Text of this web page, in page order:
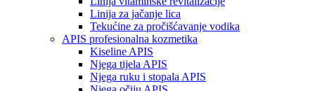
Linija za jačanje lica
Tekućine za pročišćavanje vodika
APIS profesionalna kozmetika
Kiseline APIS
Njega tijela APIS
Njega ruku i stopala APIS